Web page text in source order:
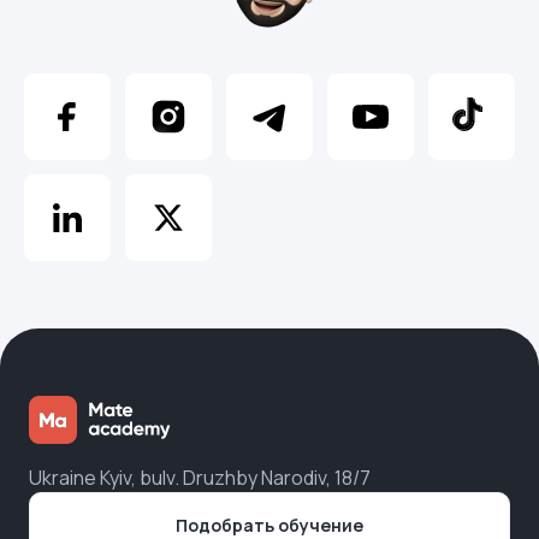
Ukraine Kyiv, bulv. Druzhby Narodiv, 18/7
Подобрать обучение